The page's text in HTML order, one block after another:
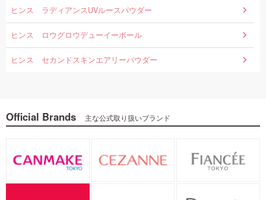
ヒンス ラディアンスUVルースパウダー
ヒンス ロウグロウデューイーボール
ヒンス セカンドスキンエアリーパウダー
Official Brands 主な公式取り扱いブランド